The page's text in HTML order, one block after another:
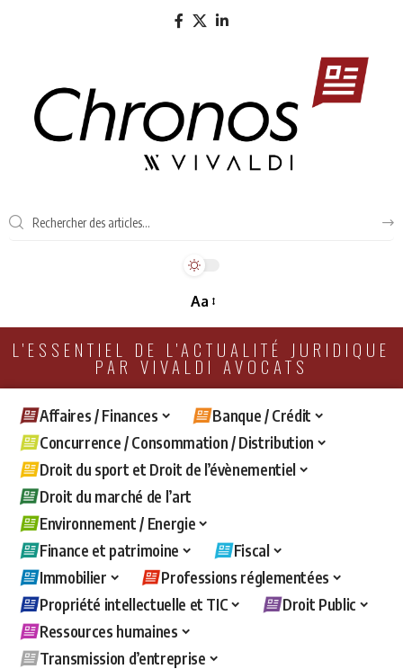
Aa
L'ESSENTIEL DE L'ACTUALITÉ JURIDIQUE
PAR VIVALDI AVOCATS
Affaires / Finances
Banque / Crédit
Concurrence / Consommation / Distribution
Droit du sport et Droit de l’évènementiel
Droit du marché de l’art
Environnement / Energie
Finance et patrimoine
Fiscal
Immobilier
Professions réglementées
Propriété intellectuelle et TIC
Droit Public
Ressources humaines
Transmission d’entreprise